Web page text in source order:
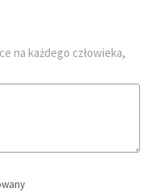
na każdego człowieka,